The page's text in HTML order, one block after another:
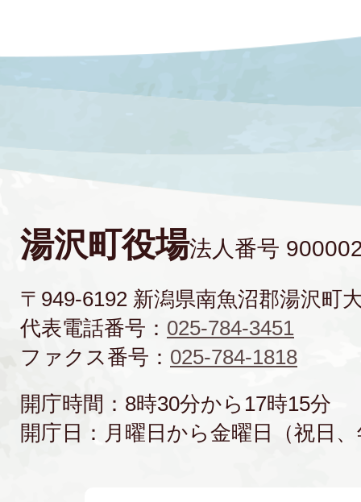
湯沢町役場法人番号
〒949-6192 新潟県南魚沼郡湯沢町
代表電話番号： 025-784-3451
ファクス番号： 025-784-1818
開庁時間：8時30分から17時15分
開庁日：月曜日から金曜日（祝日